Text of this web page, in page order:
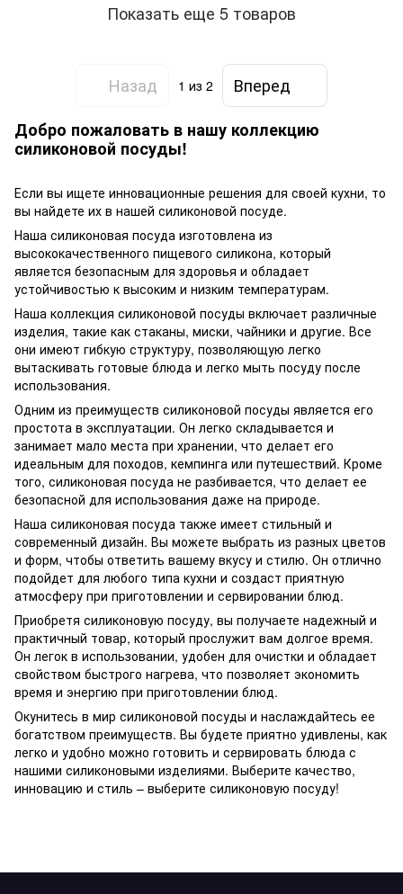
Показать еще 5 товаров
Назад 1 из 2
Вперед
Добро пожаловать в нашу коллекцию
силиконовой посуды!
Если вы ищете инновационные решения для своей кухни, то
вы найдете их в нашей силиконовой посуде.
Наша силиконовая посуда изготовлена из
высококачественного пищевого силикона, который
является безопасным для здоровья и обладает
устойчивостью к высоким и низким температурам.
Наша коллекция силиконовой посуды включает различные
изделия, такие как стаканы, миски, чайники и другие. Все
они имеют гибкую структуру, позволяющую легко
вытаскивать готовые блюда и легко мыть посуду после
использования.
Одним из преимуществ силиконовой посуды является его
простота в эксплуатации. Он легко складывается и
занимает мало места при хранении, что делает его
идеальным для походов, кемпинга или путешествий. Кроме
того, силиконовая посуда не разбивается, что делает ее
безопасной для использования даже на природе.
Наша силиконовая посуда также имеет стильный и
современный дизайн. Вы можете выбрать из разных цветов
и форм, чтобы ответить вашему вкусу и стилю. Он отлично
подойдет для любого типа кухни и создаст приятную
атмосферу при приготовлении и сервировании блюд.
Приобретя силиконовую посуду, вы получаете надежный и
практичный товар, который прослужит вам долгое время.
Он легок в использовании, удобен для очистки и обладает
свойством быстрого нагрева, что позволяет экономить
время и энергию при приготовлении блюд.
Окунитесь в мир силиконовой посуды и наслаждайтесь ее
богатством преимуществ. Вы будете приятно удивлены, как
легко и удобно можно готовить и сервировать блюда с
нашими силиконовыми изделиями. Выберите качество,
инновацию и стиль – выберите силиконовую посуду!